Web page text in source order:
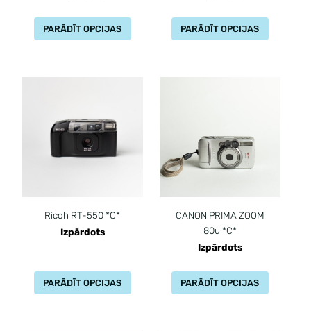
PARĀDĪT OPCIJAS PARĀDĪT OPCIJAS
Ricoh RT-550 *C*
Izpārdots
PARĀDĪT OPCIJAS
CANON PRIMA ZOOM
80u *C*
Izpārdots
PARĀDĪT OPCIJAS